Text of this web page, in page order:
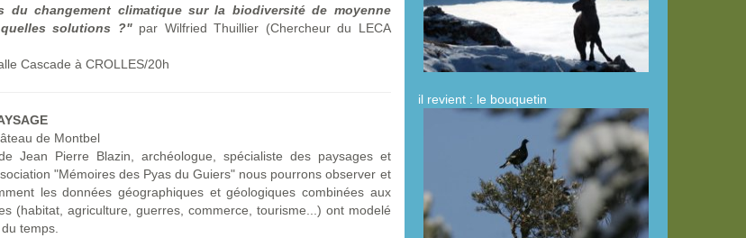
du changement climatique sur la biodiversité de moyenne
solutions ?" par Wilfried Thuillier (Chercheur du LECA
Cascade à CROLLES/20h
de Montbel
Jean Pierre Blazin, archéologue, spécialiste des paysages et
"Mémoires des Pyas du Guiers" nous pourrons observer et
les données géographiques et géologiques combinées aux
(habitat, agriculture, guerres, commerce, tourisme...) ont modelé
temps.
il revient : le bouquetin